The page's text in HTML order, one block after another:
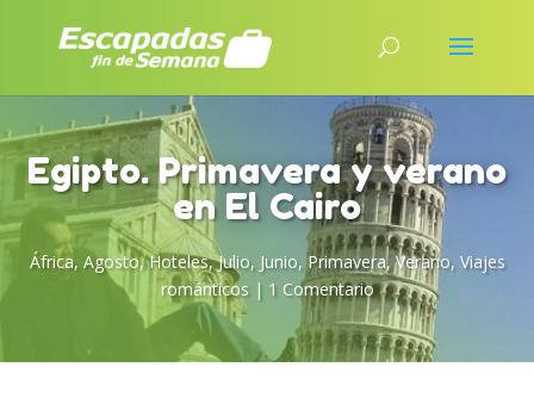
Egipto. Primavera y verano
en El Cairo
África, Agosto,Hoteles,Julio, Junio, Primavera,Verano, Viajes
románticos| 1 Comentario